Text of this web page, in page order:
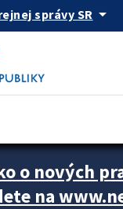
správy SR arrow_drop_down
upútavok
o nových
na